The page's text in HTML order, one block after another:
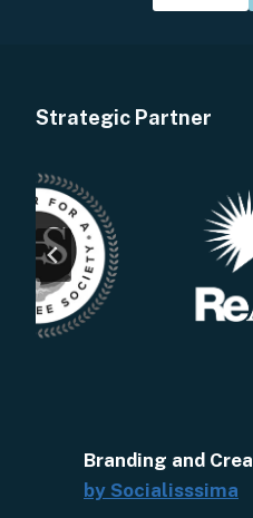
Strategic Partner
Branding and
by Socialisssima